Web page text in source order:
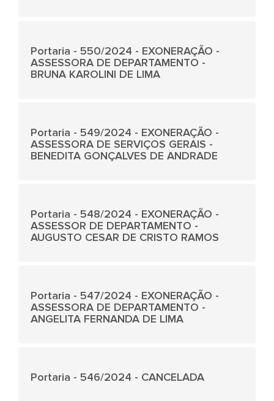
Portaria - 550/2024 - EXONERAÇÃO -
ASSESSORA DE DEPARTAMENTO -
BRUNA KAROLINI DE LIMA
Portaria - 549/2024 - EXONERAÇÃO -
ASSESSORA DE SERVIÇOS GERAIS -
BENEDITA GONÇALVES DE ANDRADE
Portaria - 548/2024 - EXONERAÇÃO -
ASSESSOR DE DEPARTAMENTO -
AUGUSTO CESAR DE CRISTO RAMOS
Portaria - 547/2024 - EXONERAÇÃO -
ASSESSORA DE DEPARTAMENTO -
ANGELITA FERNANDA DE LIMA
Portaria - 546/2024 - CANCELADA